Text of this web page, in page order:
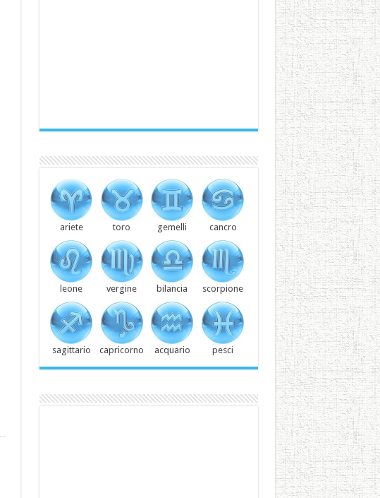
ariete toro gemelli cancro
leone vergine bilancia scorpione
sagittario capricorno acquario pesci